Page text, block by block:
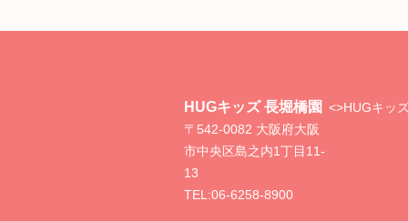
HUGキッズ 長堀橋園
〒542-0082 大阪府大阪
市中央区島之内1丁目11-
13
TEL:06-6258-8900
<>HUGキッ